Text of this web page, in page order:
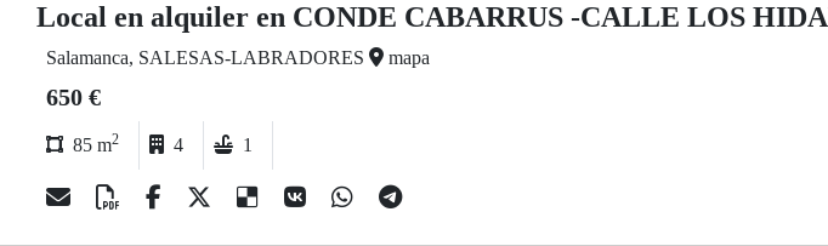
Local en alquiler en CONDE CABARRUS -CALLE LOS
Salamanca, SALESAS-LABRADORES mapa
650 €
85 m2 4 1